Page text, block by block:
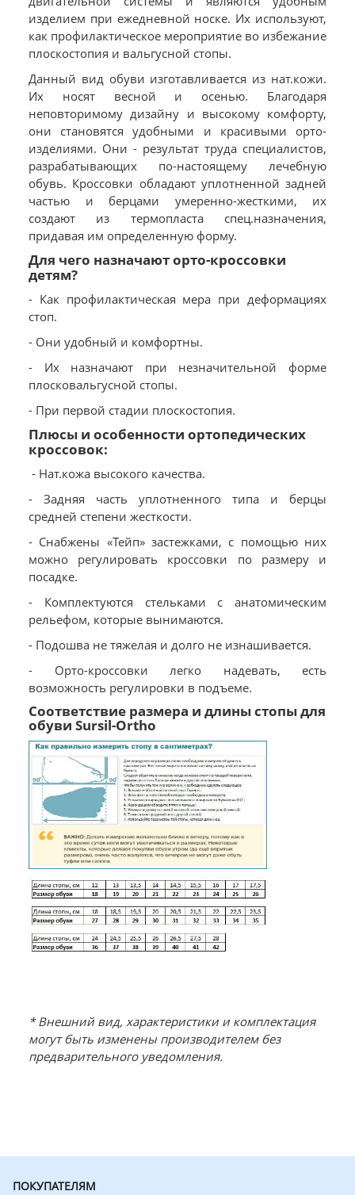
изделием при ежедневной носке. Их используют,
как профилактическое мероприятие во избежание
плоскостопия и вальгусной стопы.
Данный вид обуви изготавливается из нат.кожи.
Их носят весной и осенью. Благодаря
неповторимому дизайну и высокому комфорту,
они становятся удобными и красивыми орто-
изделиями. Они - результат труда специалистов,
разрабатывающих по-настоящему лечебную
обувь. Кроссовки обладают уплотненной задней
частью и берцами умеренно-жесткими, их
создают из термопласта спец.назначения,
придавая им определенную форму.
Для чего назначают орто-кроссовки
детям?
- Как профилактическая мера при деформациях
стоп.
- Они удобный и комфортны.
- Их назначают при незначительной форме
плосковальгусной стопы.
- При первой стадии плоскостопия.
Плюсы и особенности ортопедических
кроссовок:
- Нат.кожа высокого качества.
- Задняя часть уплотненного типа и берцы
средней степени жесткости.
- Снабжены «Тейп» застежками, с помощью них
можно регулировать кроссовки по размеру и
посадке.
- Комплектуются стельками с анатомическим
рельефом, которые вынимаются.
- Подошва не тяжелая и долго не изнашивается.
- Орто-кроссовки легко надевать, есть
возможность регулировки в подъеме.
Соответствие размера и длины стопы для
обуви Sursil-Ortho
* Внешний вид, характеристики и комплектация
могут быть изменены производителем без
предварительного уведомления.
ПОКУПАТЕЛЯМ